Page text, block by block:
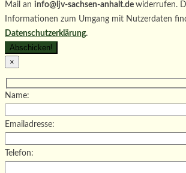
Mail an info@ljv-sachsen-anhalt.de widerrufen.
Informationen zum Umgang mit Nutzerdaten
Datenschutzerklärung.
×
Name:
Emailadresse:
Telefon: